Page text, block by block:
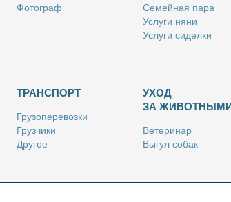
Фо­то­граф
Се­мей­ная па­ра
Услу­ги ня­ни
Услу­ги си­дел­ки
ТРАНСПОРТ
Гру­зо­пе­ре­воз­ки
Груз­чи­ки
Дру­гое
Так­си
УХОД
ЗА
Ве­те­ри­нар
Вы­гул со­бак
Стриж­ка жи­вот­ных